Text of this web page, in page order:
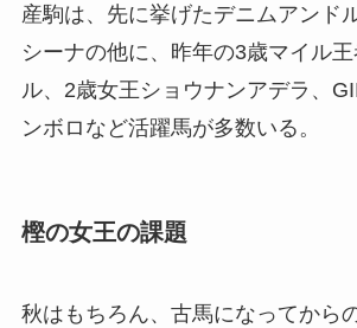
産駒は、先に挙げたデニムアンド
シーナの他に、昨年の3歳マイル
ル、2歳女王ショウナンアデラ、
ンボロなど活躍馬が多数いる。
樫の女王の課題
秋はもちろん、古馬になってから